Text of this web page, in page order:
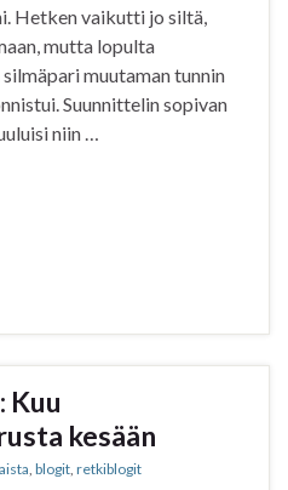
Hetken vaikutti jo siltä,
mutta lopulta
muutaman tunnin
Suunnittelin sopivan
niin …
Kuu
kesään
blogit retkiblogit